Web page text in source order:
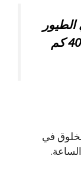
والحيوانات ، تصل سرعتها إلى 400 كم
في